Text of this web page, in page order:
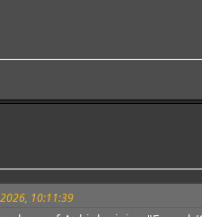
10:11:39